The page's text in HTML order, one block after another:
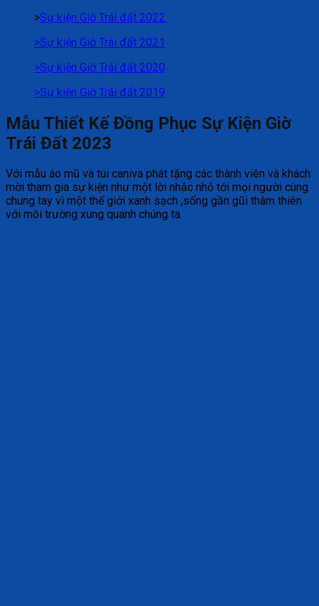
>Sự kiện Giờ Trái đất 2022
>Sự kiện Giờ Trái đất 2021
>Sự kiện Giờ Trái đất 2020
>Sự kiện Giờ Trái đất 2019
Mẫu Thiết Kế Đồng Phục Sự Kiện Giờ
Trái Đất 2023
Với mẫu áo mũ và túi caniva phát tặng các thành viên và khách
mời tham gia sự kiện như một lời nhắc nhỏ tới mọi người cùng
chung tay vì một thế giới xanh sạch ,sống gần gũi thâm thiên
với môi trường xung quanh chúng ta.